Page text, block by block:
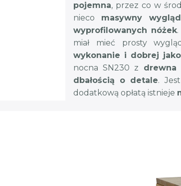
pojemna, przez co w
nieco masywny wygląd
wyprofilowanych nóżek
miał mieć prosty
wykonanie i dobrej
nocna SN230 z
dbałością o detale.
dodatkową opłatą istnieje